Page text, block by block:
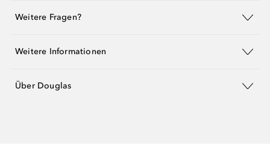
Weitere Fragen?
Weitere Informationen
Über Douglas